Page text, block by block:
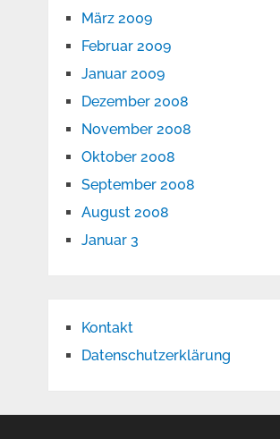
März 2009
Februar 2009
Januar 2009
Dezember 2008
November 2008
Oktober 2008
September 2008
August 2008
Januar 3
Kontakt
Datenschutzerklärung